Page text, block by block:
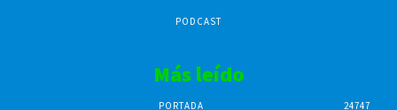
PODCAST
Más leído
PORTADA 24747